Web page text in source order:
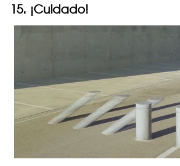
15. ¡Cuidado!